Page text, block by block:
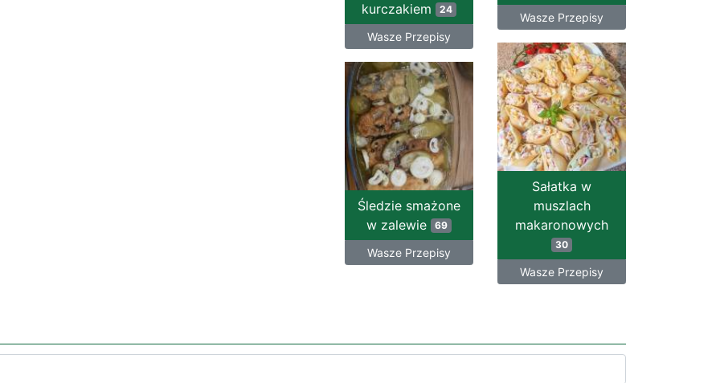
kurczakiem 24
Wasze Przepisy
Wasze Przepisy
Sałatka w
muszlach
makaronowych
30
Wasze Przepisy
Śledzie smażone
w zalewie 69
Wasze Przepisy